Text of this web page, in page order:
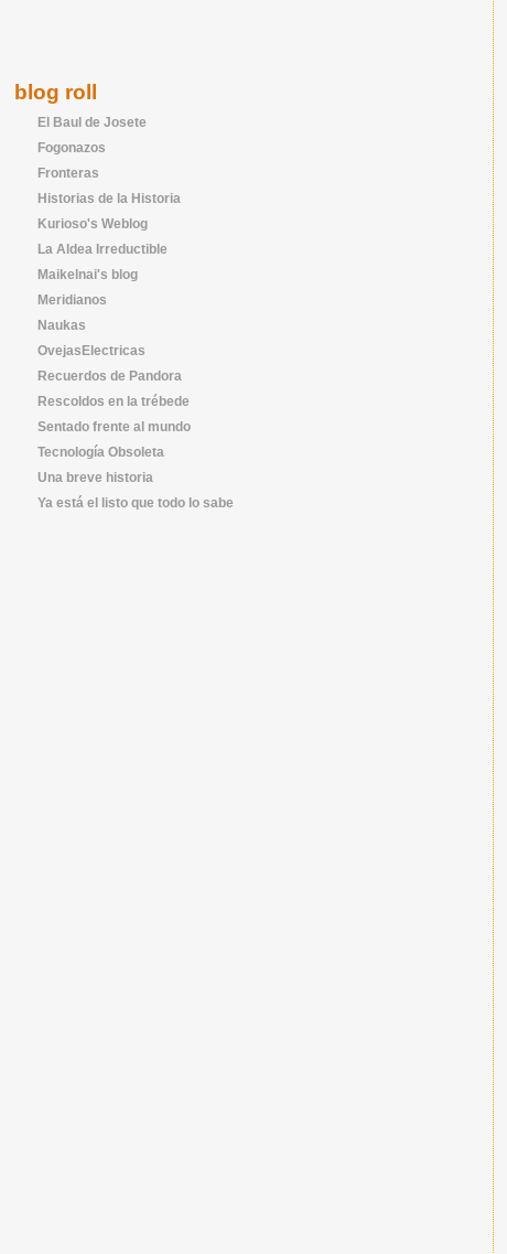
blog roll
El Baul de Josete
Fogonazos
Fronteras
Historias de la Historia
Kurioso's Weblog
La Aldea Irreductible
Maikelnai's blog
Meridianos
Naukas
OvejasElectricas
Recuerdos de Pandora
Rescoldos en la trébede
Sentado frente al mundo
Tecnología Obsoleta
Una breve historia
Ya está el listo que todo lo sabe